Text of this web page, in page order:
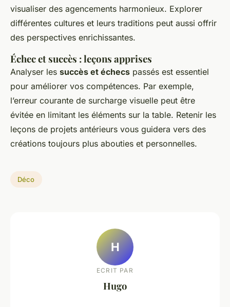
visualiser des agencements harmonieux. Explorer
différentes cultures et leurs traditions peut aussi offrir
des perspectives enrichissantes.
Échec et succès : leçons apprises
Analyser les succès et échecs passés est essentiel
pour améliorer vos compétences. Par exemple,
l’erreur courante de surcharge visuelle peut être
évitée en limitant les éléments sur la table. Retenir les
leçons de projets antérieurs vous guidera vers des
créations toujours plus abouties et personnelles.
Déco
H
ECRIT PAR
Hugo